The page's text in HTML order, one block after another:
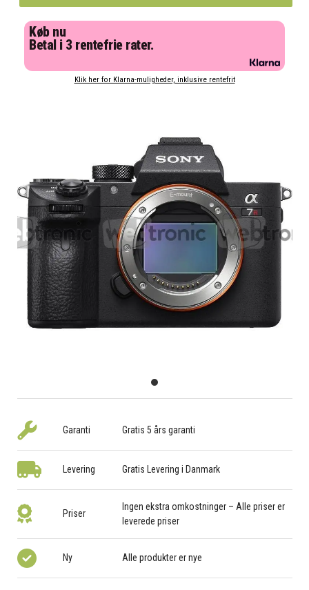
Køb nu
Betal i 3 rentefrie rater.
Klik her for Klarna-muligheder, inklusive rentefrit
Garanti Gratis 5 års garanti
Levering Gratis Levering i Danmark
Priser
Ingen ekstra omkostninger – Alle priser er
leverede priser
Ny Alle produkter er nye